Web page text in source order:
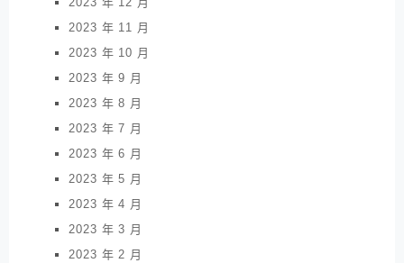
2023 年 11 月
2023 年 10 月
2023 年 9 月
2023 年 8 月
2023 年 7 月
2023 年 6 月
2023 年 5 月
2023 年 4 月
2023 年 3 月
2023 年 2 月